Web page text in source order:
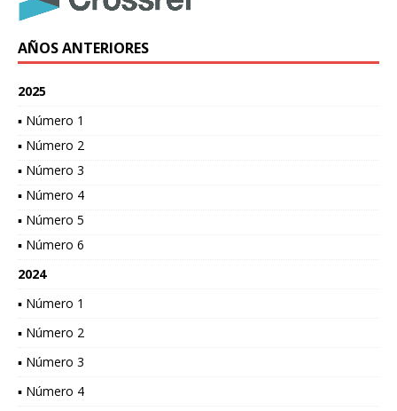
AÑOS ANTERIORES
2025
▪ Número 1
▪ Número 2
▪ Número 3
▪ Número 4
▪ Número 5
▪ Número 6
2024
▪ Número 1
▪ Número 2
▪ Número 3
▪ Número 4